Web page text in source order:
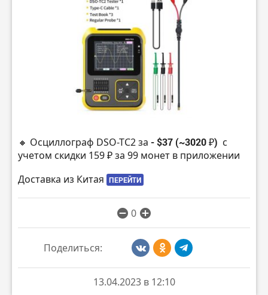
🔸 Осциллограф DSO-TC2 за - $37 (~3020 ₽) с
учетом скидки 159 ₽ за 99 монет в приложении
Доставка из Китая ПЕРЕЙТИ
0
Поделиться:
13.04.2023 в 12:10